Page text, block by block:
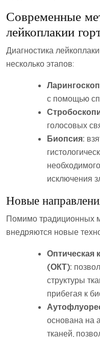
Современные
лейкоплакии
Диагностика
несколько этапов:
с помощью
голосовых
Биопсия:
исключения
Новые
Помимо традиционных
внедряются новые
Оптическая
(ОКТ):
структуры
прибегая к
основана на
тканей,